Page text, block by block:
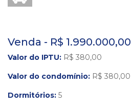
Venda - R$ 1.990.000,00
Valor do IPTU: R$ 380,00
Valor do condomínio: R$ 380,00
Dormitórios: 5